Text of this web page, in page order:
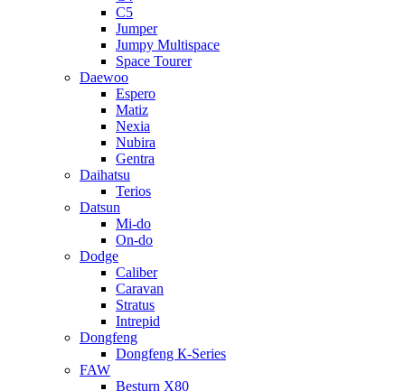
C5
Jumper
Jumpy Multispace
Space Tourer
Daewoo
Espero
Matiz
Nexia
Nubira
Gentra
Daihatsu
Terios
Datsun
Mi-do
On-do
Dodge
Caliber
Caravan
Stratus
Intrepid
Dongfeng
Dongfeng К-Series
FAW
Besturn Х80